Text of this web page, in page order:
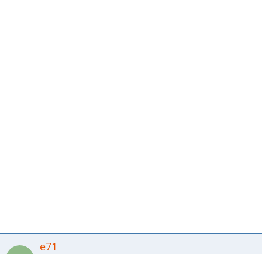
e71